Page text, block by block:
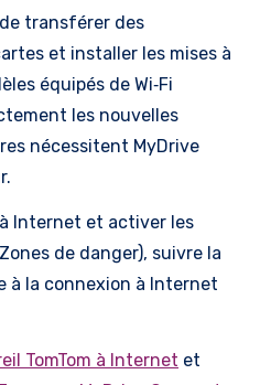
transférer des
et installer les mises à
équipés de Wi‑Fi
les nouvelles
nécessitent MyDrive
Internet et activer les
de danger), suivre la
à la connexion à Internet
TomTom à Internet et